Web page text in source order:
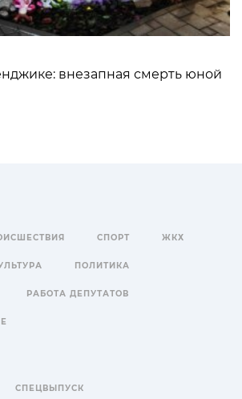
внезапная смерть юной
СПОРТ ЖКХ
ПОЛИТИКА
РАБОТА ДЕПУТАТОВ
СПЕЦВЫПУСК